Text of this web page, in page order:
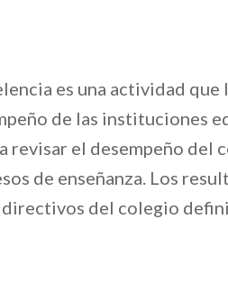
es una actividad
de las instituciones
revisar el desempeño del
de enseñanza. Los
del colegio